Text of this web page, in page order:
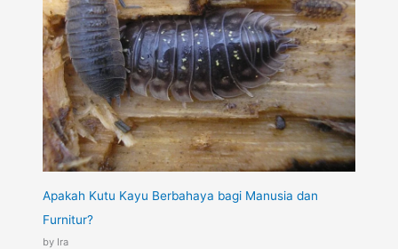
Apakah Kutu Kayu Berbahaya bagi Manusia dan
Furnitur?
by Ira